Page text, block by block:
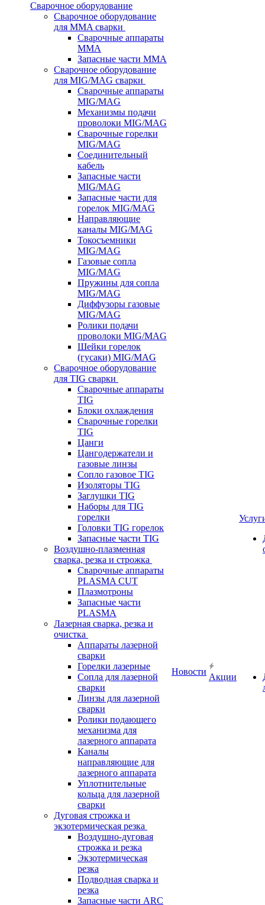
Сварочное оборудование
Сварочное оборудование
для MMA сварки
Сварочные аппараты
MMA
Запасные части MMA
Сварочное оборудование
для MIG/MAG сварки
Сварочные аппараты
MIG/MAG
Механизмы подачи
проволоки MIG/MAG
Сварочные горелки
MIG/MAG
Соединительный
кабель
Запасные части
MIG/MAG
Запасные части для
горелок MIG/MAG
Направляющие
каналы MIG/MAG
Токосъемники
MIG/MAG
Газовые сопла
MIG/MAG
Пружины для сопла
MIG/MAG
Диффузоры газовые
MIG/MAG
Ролики подачи
проволоки MIG/MAG
Шейки горелок
(гусаки) MIG/MAG
Сварочное оборудование
для TIG сварки
Сварочные аппараты
TIG
Блоки охлаждения
Сварочные горелки
TIG
Цанги
Цангодержатели и
газовые линзы
Сопло газовое TIG
Изоляторы TIG
Заглушки TIG
Наборы для TIG
горелки
Головки TIG горелок
Запасные части TIG
Воздушно-плазменная
сварка, резка и строжка
Сварочные аппараты
PLASMA CUT
Плазмотроны
Запасные части
PLASMA
Лазерная сварка, резка и
очистка
Аппараты лазерной
сварки
Горелки лазерные
Сопла для лазерной
сварки
Линзы для лазерной
сварки
Ролики подающего
механизма для
лазерного аппарата
Каналы
направляющие для
лазерного аппарата
Уплотнительные
кольца для лазерной
сварки
Дуговая строжка и
экзотермическая резка
Воздушно-дуговая
строжка и резка
Экзотермическая
резка
Подводная сварка и
резка
Запасные части ARC
Новости
Акции